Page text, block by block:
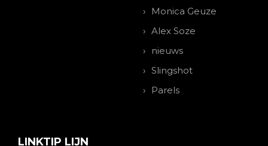
Monica Geuze
Alex Soze
nieuws
Slingshot
Parels
LINKTIP LIJN